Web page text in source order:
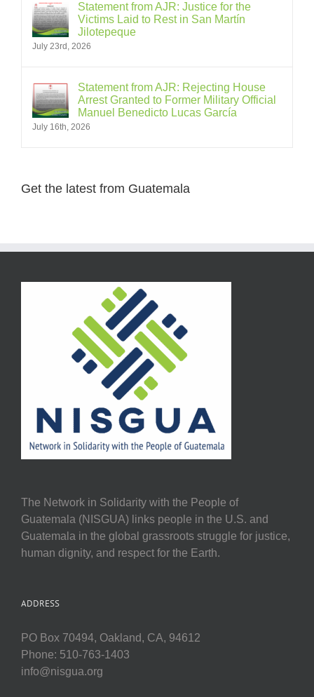
Statement from AJR: Justice for the
Victims Laid to Rest in San Martín
Jilotepeque
July 23rd, 2026
Statement from AJR: Rejecting House
Arrest Granted to Former Military Official
Manuel Benedicto Lucas García
July 16th, 2026
Get the latest from Guatemala
The Network in Solidarity with the People of
Guatemala (NISGUA) links people in the U.S. and
Guatemala in the global grassroots struggle for justice,
human dignity, and respect for the Earth.
ADDRESS
PO Box 70494, Oakland, CA, 94612
Phone: 510-763-1403
info@nisgua.org